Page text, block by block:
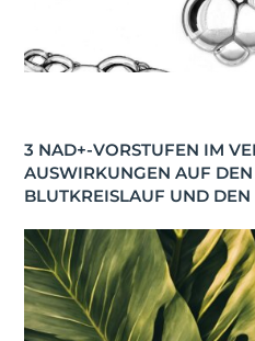
3 NAD+-VORSTUFEN IM
AUSWIRKUNGEN AUF
BLUTKREISLAUF UND